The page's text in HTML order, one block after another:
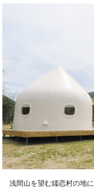
浅間山を望む嬬恋村の地